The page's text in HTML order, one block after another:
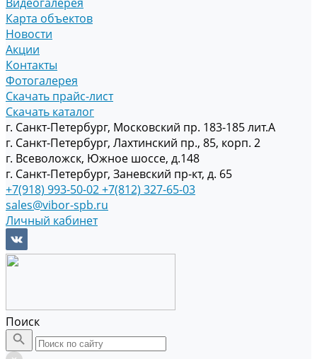
Карта объектов
Новости
Акции
Контакты
Фотогалерея
Скачать прайс-лист
Скачать каталог
г. Санкт-Петербург, Московский пр. 183-185 лит.А
г. Санкт-Петербург, Лахтинский пр., 85, корп. 2
г. Всеволожск, Южное шоссе, д.148
г. Санкт-Петербург, Заневский пр-кт, д. 65
+7(918) 993-50-02+7(812) 327-65-03
sales@vibor-spb.ru
Личный кабинет
Поиск